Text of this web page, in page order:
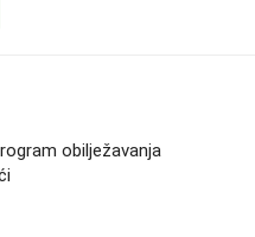
obilježavanja